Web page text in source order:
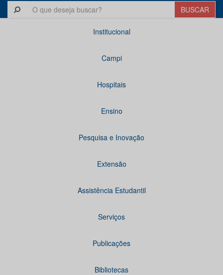
Institucional
Campi
Hospitais
Ensino
Pesquisa e Inovação
Extensão
Assistência Estudantil
Serviços
Publicações
Bibliotecas